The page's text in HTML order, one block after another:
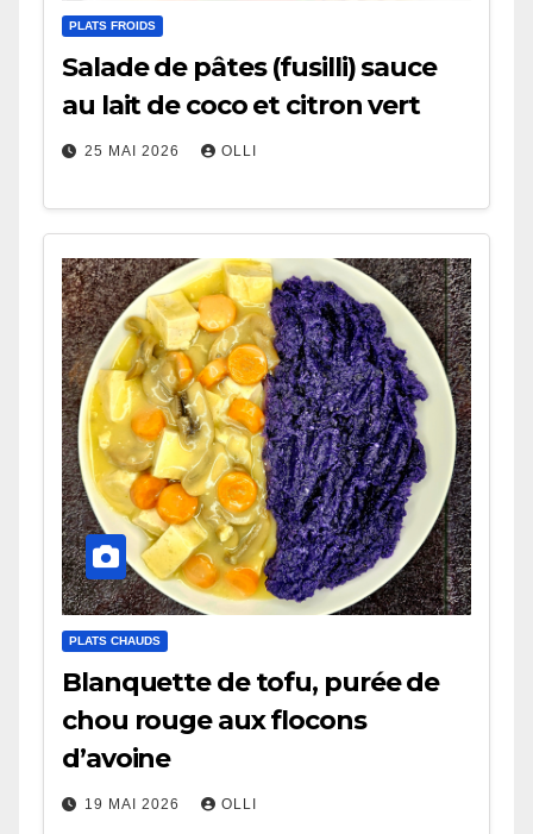
PLATS FROIDS
Salade de pâtes (fusilli) sauce
au lait de coco et citron vert
25 MAI 2026 OLLI
PLATS CHAUDS
Blanquette de tofu, purée de
chou rouge aux flocons
d’avoine
19 MAI 2026 OLLI